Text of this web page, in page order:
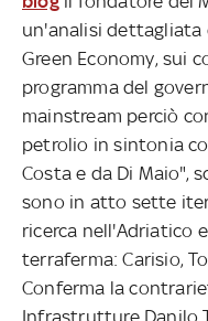
un'analisi dettagliata
Green Economy, sui
programma del
mainstream perciò
petrolio in sintonia
Costa e da Di Maio",
sono in atto sette
ricerca nell'Adriatico
terraferma: Carisio,
Conferma la
Infrastrutture Danilo